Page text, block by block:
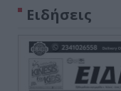
Ειδήσεις